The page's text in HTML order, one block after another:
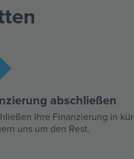
abschließen
Ihre Finanzierung in
uns um den Rest.